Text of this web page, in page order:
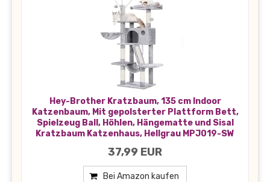
Hey-Brother Kratzbaum, 135 cm Indoor
Katzenbaum, Mit gepolsterter Plattform Bett,
Spielzeug Ball, Höhlen, Hängematte und Sisal
Kratzbaum Katzenhaus, Hellgrau MPJ019-SW
37,99 EUR
Bei Amazon kaufen